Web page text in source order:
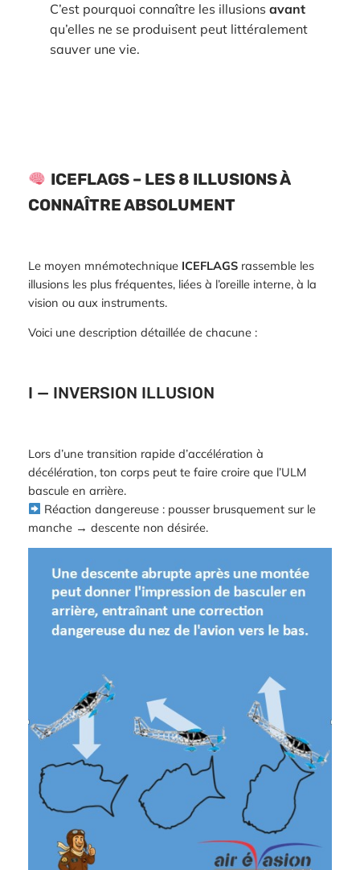
C’est pourquoi connaître les illusions avant
qu’elles ne se produisent peut littéralement
sauver une vie.
ICEFLAGS – LES 8 ILLUSIONS À
CONNAÎTRE ABSOLUMENT
Le moyen mnémotechnique ICEFLAGSrassemble les
illusions les plus fréquentes, liées à l’oreille interne, à la
vision ou aux instruments.
Voici une description détaillée de chacune :
I — INVERSION ILLUSION
Lors d’une transition rapide d’accélération à
décélération, ton corps peut te faire croire que l’ULM
bascule en arrière.
Réaction dangereuse : pousser brusquement sur le
manche → descente non désirée.